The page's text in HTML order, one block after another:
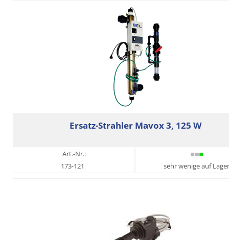
Ersatz-Strahler Mavox 3, 125 W
Art.-Nr.:
173-121
sehr wenige auf Lager